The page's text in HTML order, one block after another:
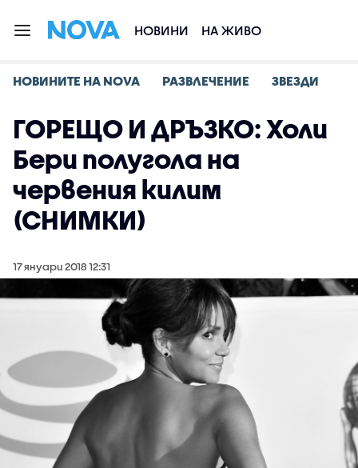
НОВИНИ НА ЖИВО
НОВИНИТЕ НА NOVA РАЗВЛЕЧЕНИЕ ЗВЕЗДИ
ГОРЕЩО И ДРЪЗКО: Холи
Бери полугола на
червения килим
(СНИМКИ)
17 януари 2018 12:31